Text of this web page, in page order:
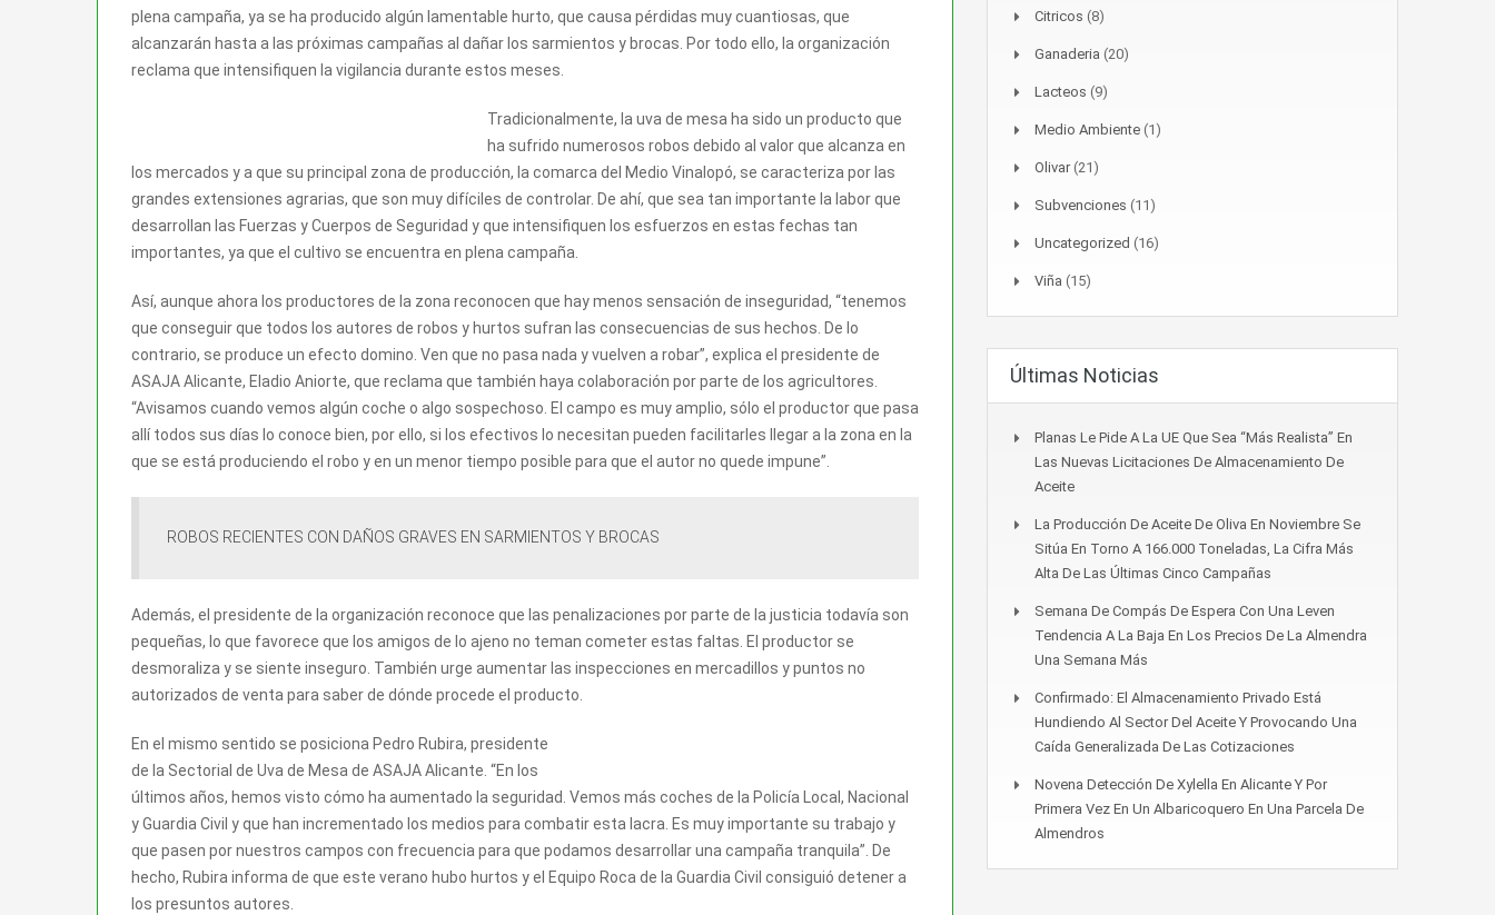
plena campaña, ya se ha producido algún lamentable hurto, que causa pérdidas muy cuantiosas, que
alcanzarán hasta a las próximas campañas al dañar los sarmientos y brocas. Por todo ello, la organización
reclama que intensifiquen la vigilancia durante estos meses.
Tradicionalmente, la uva de mesa ha sido un producto que
ha sufrido numerosos robos debido al valor que alcanza en
los mercados y a que su principal zona de producción, la comarca del Medio Vinalopó, se caracteriza por las
grandes extensiones agrarias, que son muy difíciles de controlar. De ahí, que sea tan importante la labor que
desarrollan las Fuerzas y Cuerpos de Seguridad y que intensifiquen los esfuerzos en estas fechas tan
importantes, ya que el cultivo se encuentra en plena campaña.
Así, aunque ahora los productores de la zona reconocen que hay menos sensación de inseguridad, “tenemos
que conseguir que todos los autores de robos y hurtos sufran las consecuencias de sus hechos. De lo
contrario, se produce un efecto domino. Ven que no pasa nada y vuelven a robar”, explica el presidente de
ASAJA Alicante, Eladio Aniorte, que reclama que también haya colaboración por parte de los agricultores.
“Avisamos cuando vemos algún coche o algo sospechoso. El campo es muy amplio, sólo el productor que pasa
allí todos sus días lo conoce bien, por ello, si los efectivos lo necesitan pueden facilitarles llegar a la zona en la
que se está produciendo el robo y en un menor tiempo posible para que el autor no quede impune”.
ROBOS RECIENTES CON DAÑOS GRAVES EN SARMIENTOS Y BROCAS
Además, el presidente de la organización reconoce que las penalizaciones por parte de la justicia todavía son
pequeñas, lo que favorece que los amigos de lo ajeno no teman cometer estas faltas. El productor se
desmoraliza y se siente inseguro. También urge aumentar las inspecciones en mercadillos y puntos no
autorizados de venta para saber de dónde procede el producto.
En el mismo sentido se posiciona Pedro Rubira, presidente
de la Sectorial de Uva de Mesa de ASAJA Alicante. “En los
últimos años, hemos visto cómo ha aumentado la seguridad. Vemos más coches de la Policía Local, Nacional
y Guardia Civil y que han incrementado los medios para combatir esta lacra. Es muy importante su trabajo y
que pasen por nuestros campos con frecuencia para que podamos desarrollar una campaña tranquila”. De
hecho, Rubira informa de que este verano hubo hurtos y el Equipo Roca de la Guardia Civil consiguió detener a
los presuntos autores.
Citricos (8)
Ganaderia (20)
Lacteos (9)
Medio Ambiente (1)
Olivar(21)
Subvenciones (11)
Uncategorized (16)
Viña (15)
Últimas Noticias
Planas Le Pide A La UE Que Sea “más Realista” En
Las Nuevas Licitaciones De Almacenamiento De
Aceite
La Producción De Aceite De Oliva En Noviembre Se
Sitúa En Torno A 166.000 Toneladas, La Cifra Más
Alta De Las Últimas Cinco Campañas
Semana De Compás De Espera Con Una Leven
Tendencia A La Baja En Los Precios De La Almendra
Una Semana Más
Confirmado: El Almacenamiento Privado Está
Hundiendo Al Sector Del Aceite Y Provocando Una
Caída Generalizada De Las Cotizaciones
Novena Detección De Xylella En Alicante Y Por
Primera Vez En Un Albaricoquero En Una Parcela De
Almendros